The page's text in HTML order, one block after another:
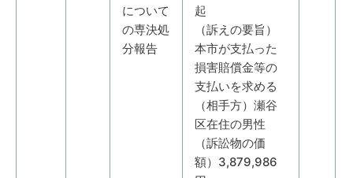
について
の専決処
分報告
起
（訴えの要旨）
本市が支払った
損害賠償金等の
支払いを求める
（相手方）瀬谷
区在住の男性
（訴訟物の価
額）3,879,986